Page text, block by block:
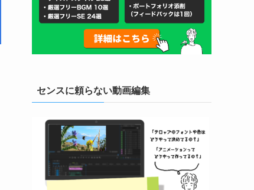
センスに頼らない動画編集